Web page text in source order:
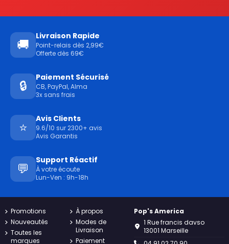
🚚
Livraison Rapide
Point-relais dès 2,99€
Offerte dès 69€
🔒
Paiement Sécurisé
CB, PayPal, Alma
3x sans frais
⭐
Avis Clients
9.6/10 sur 2300+ avis
Avis Garantis
💬
Support Réactif
À votre écoute
Lun-Ven : 9h-18h
Promotions
Nouveautés
Toutes les
marques
À propos
Modes de
Livraison
Paiement
Pop's America
1 Rue francis davso
13001 Marseille